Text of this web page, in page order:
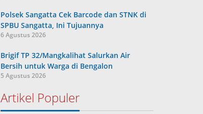
Polsek Sangatta Cek Barcode dan STNK di
SPBU Sangatta, Ini Tujuannya
6 Agustus 2026
Brigif TP 32/Mangkalihat Salurkan Air
Bersih untuk Warga di Bengalon
5 Agustus 2026
Artikel Populer